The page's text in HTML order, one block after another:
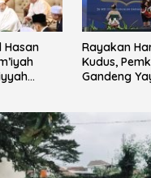
Hasan
Rayakan
Kudus,
Gandeng